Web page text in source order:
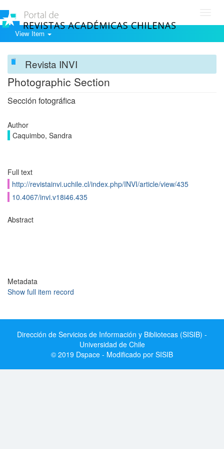
View Item
Revista INVI
Photographic Section
Sección fotográfica
Author
Caquimbo, Sandra
Full text
http://revistainvi.uchile.cl/index.php/INVI/article/view/435
10.4067/invi.v18i46.435
Abstract
Metadata
Show full item record
Dirección de Servicios de Información y Bibliotecas (SISIB) -
Universidad de Chile
© 2019 Dspace - Modificado por SISIB